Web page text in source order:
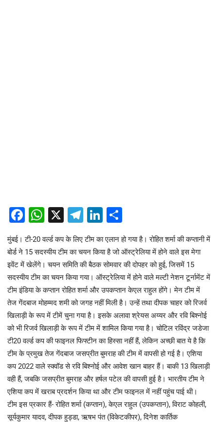
Facebook
WhatsApp
X Telegram
LinkedIn
मुंबई। टी-20 वर्ल्ड कप के लिए टीम का एलान हो गया है। रोहित शर्मा की कप्तानी में
बोर्ड ने 15 सदस्यीय टीम का चयन किया है जो ऑस्ट्रेलिया में होने वाले इस मेगा
इवेंट में खेलेंगे। चयन समिति की बैठक सोमवार की दोपहर को हुई, जिसमें 15
सदस्यीय टीम का चयन किया गया। ऑस्ट्रेलिया में होने वाले मल्टी नेशन टूर्नामेंट में
टीम इंडिया के कप्तान रोहित शर्मा और उपकप्तान केएल राहुल होंगे। मेन टीम में
तेज गेंदबाज मोहम्मद शमी को जगह नहीं मिली है। उन्हें तथा दीपक चाहर को रिजर्व
खिलाड़ी के रूप में टीमें चुना गया है। इसके अलावा श्रेयस अय्यर और रवि बिश्नोई
को भी रिजर्व खिलाड़ी के रूप में टीम में शामिल किया गया है। चोटिल रविंद्र जडेजा
टी20 वर्ल्ड कप की फाइनल फिफ्टीन का हिस्सा नहीं हैं, लेकिन अच्छी बात ये है कि
टीम के प्रमुख तेज गेंदबाज जसप्रीत बुमराह की टीम में वापसी हो गई है। एशिया
कप 2022 वाले स्क्वॉड से रवि बिश्नोई और आवेश खान बाहर हैं। बाकी 13 खिलाड़ी
वही हैं, जबकि जसप्रीत बुमराह और हर्षल पटेल की वापसी हुई है। भारतीय टीम ने
एशिया कप में खराब प्रदर्शन किया था और टीम फाइनल में नहीं पहुंच पाई थी।
टीम इस प्रकार हैं- रोहित शर्मा (कप्तान), केएल राहुल (उपकप्तान), विराट कोहली,
सूर्यकुमार यादव, दीपक हुड्डा, ऋषभ पंत (विकेटकीपर), दिनेश कार्तिक